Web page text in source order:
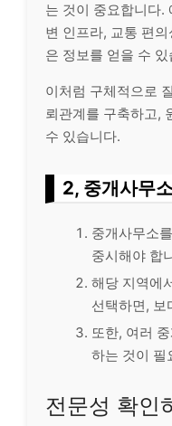
는 것이 중요합니다.
변 인프라, 교통 편
은 정보를 얻을 수 있
이처럼 구체적으로
뢰관계를 구축하고,
수 있습니다.
2, 중개사무
중개사무소
중시해야 합
해당 지역에
선택하면, 보
또한, 여러
하는 것이 필
전문성 확인